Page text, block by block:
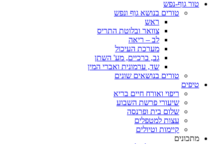
טור גוף-נפש
טורים בנושא גוף ונפש
ראש
צוואר ובלוטת התריס
לב – ריאה
מערכת העיכול
גב, ברכיים, מע' השתן
שד, ערמונית ואברי המין
טורים בנושאים שונים
טיפים
ריפוי ואורח חיים בריא
שיעורי פרשת השבוע
שלום בית ופרנסה
עצות למטפלים
קיימות וטיולים
מתכונים